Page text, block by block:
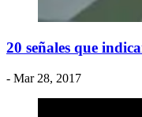
20 señales que
- Mar 28, 2017